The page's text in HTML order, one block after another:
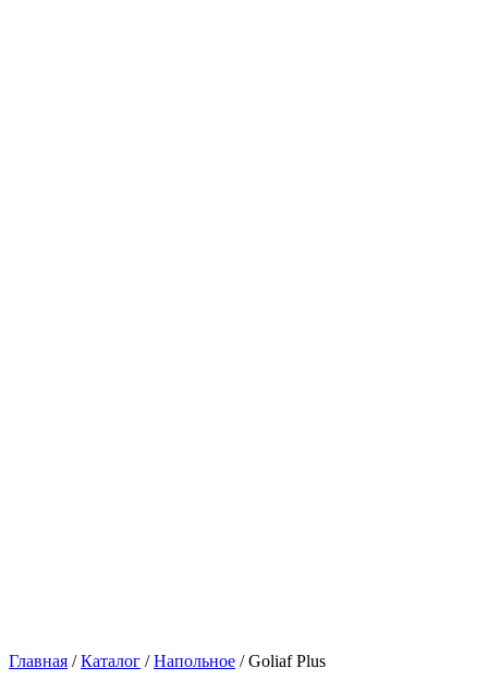
Главная /Каталог /Напольное /Goliaf Plus